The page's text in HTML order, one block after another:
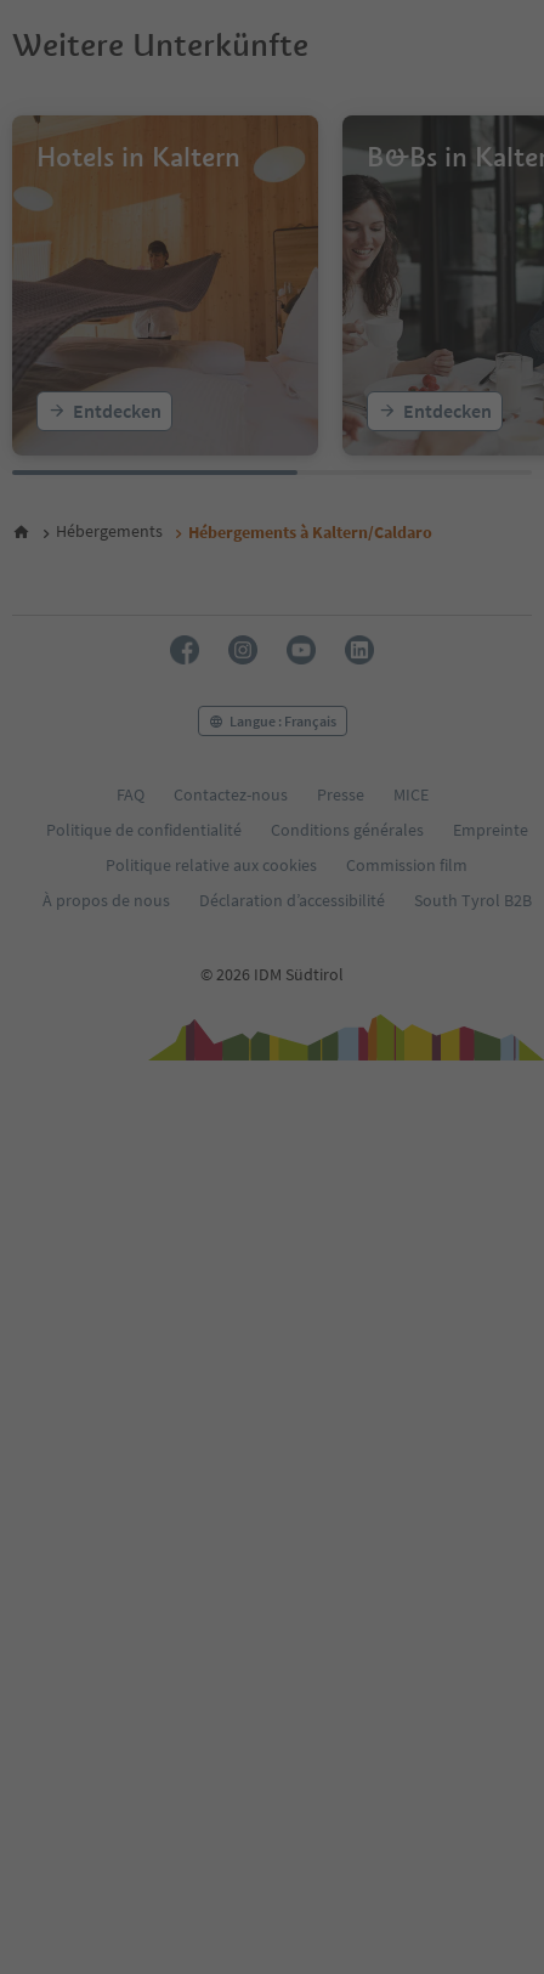
6
7
10
Weitere Unterkünfte
Hotels in Kaltern
Entdecken
B&Bs in
Entdecken
Hébergements Hébergements à Kaltern/Caldaro
Langue : Français
FAQ Contactez-nous Presse
MICE
Politique de confidentialité
Conditions générales
Empreinte
Politique relative aux cookies
Commission film
À propos de nous
Déclaration d’accessibilité South Tyrol B2B
© 2026 IDM Südtirol